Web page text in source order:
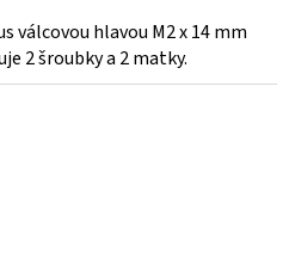
válcovou hlavou M2 x 14 mm
2 šroubky a 2 matky.